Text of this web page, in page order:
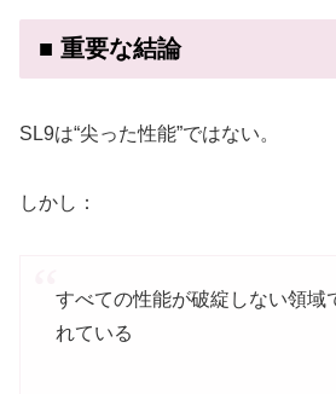
■ 重要な結論
SL9は“尖った性能”ではない。
しかし：
すべての性能が破綻しない領域
れている